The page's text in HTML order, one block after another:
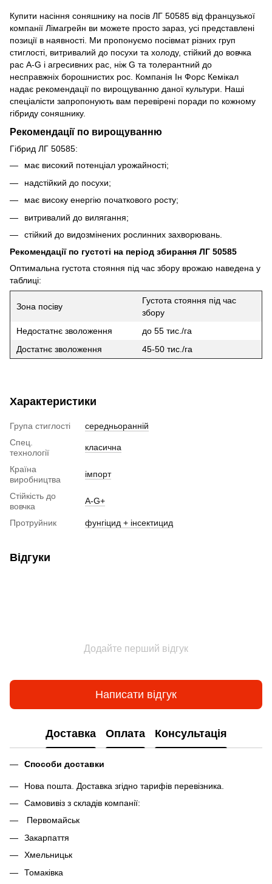
Купити насіння соняшнику на посів ЛГ 50585 від французької
компанії Лімагрейн ви можете просто зараз, усі представлені
позиції в наявності. Ми пропонуємо посівмат різних груп
стиглості, витривалий до посухи та холоду, стійкий до вовчка
рас A-G і агресивних рас, ніж G та толерантний до
несправжніх борошнистих рос. Компанія Ін Форс Кемікал
надає рекомендації по вирощуванню даної культури. Наші
спеціалісти запропонують вам перевірені поради по кожному
гібриду соняшнику.
Рекомендації по вирощуванню
Гібрид ЛГ 50585:
має високий потенціал урожайності;
надстійкий до посухи;
має високу енергію початкового росту;
витривалий до вилягання;
стійкий до видозмінених рослинних захворювань.
Рекомендації по густоті на період збирання ЛГ 50585
Оптимальна густота стояння під час збору врожаю наведена у
таблиці:
Зона посіву
Густота стояння під час
збору
Недостатнє зволоження
до 55 тис./га
Достатнє зволоження
45-50 тис./га
Характеристики
Група стиглості
середньоранній
Спец.
технології
класична
Країна
виробництва
імпорт
Стійкість до
вовчка
A-G+
Протруйник фунгіцид + інсектицид
Відгуки
Додайте перший відгук
Написати відгук
Доставка Оплата Консультація
Способи доставки
Нова пошта. Доставка згідно тарифів перевізника.
Самовивіз з складів компанії:
Первомайськ
Закарпаття
Хмельницьк
Томаківка